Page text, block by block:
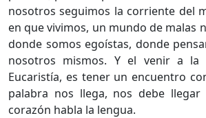
nosotros seguimos la corriente del
en que vivimos, un mundo de malas
donde somos egoístas, donde
nosotros mismos. Y el venir a la
Eucaristía, es tener un encuentro
palabra nos llega, nos debe
corazón habla la lengua.